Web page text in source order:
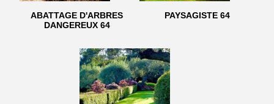
ABATTAGE D'ARBRES
DANGEREUX 64
PAYSAGISTE 64